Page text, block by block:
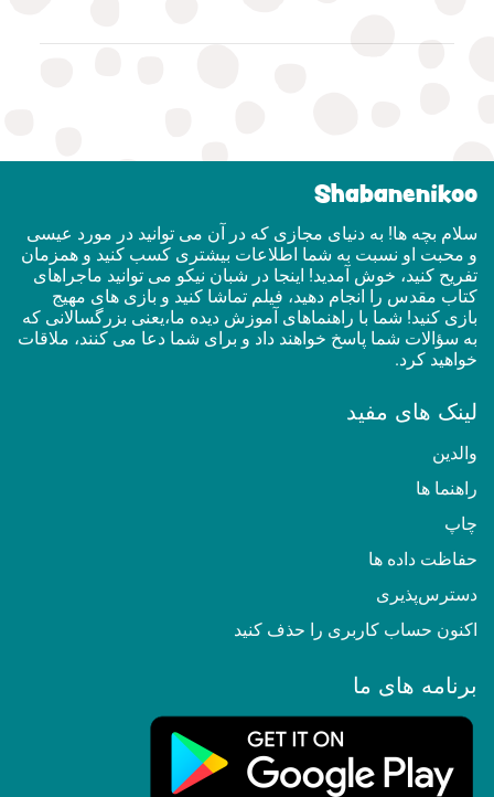
Shabanenikoo
سلام بچه ها! به دنیای مجازی که در آن می توانید در مورد عیسی
و محبت او نسبت به شما اطلاعات بیشتری کسب کنید و همزمان
تفریح ​​کنید، خوش آمدید! اینجا در شبان نیکو می توانید ماجراهای
کتاب مقدس را انجام دهید، فیلم تماشا کنید و بازی های مهیج
بازی کنید! شما با راهنماهای آموزش دیده ما،یعنی بزرگسالانی که
به سؤالات شما پاسخ خواهند داد و برای شما دعا می کنند، ملاقات
خواهید کرد.
لینک های مفید
والدین
راهنما ها
چاپ
حفاظت داده ها
دسترس‌پذیری
اکنون حساب کاربری را حذف کنید
برنامه های ما